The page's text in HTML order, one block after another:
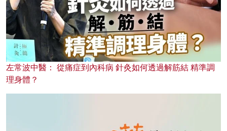
左常波中醫： 從痛症到內科病 針灸如何透過解筋結 精準調
理身體？